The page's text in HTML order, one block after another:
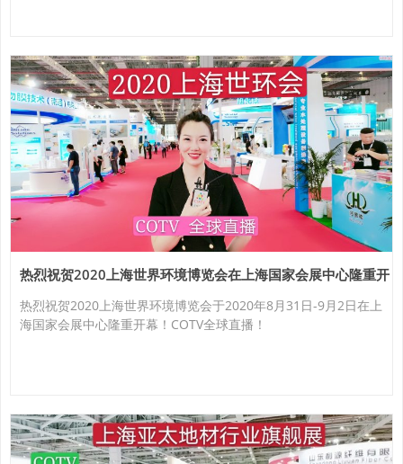
热烈祝贺2020上海世界环境博览会在上海国家会展中心隆重开
幕！
热烈祝贺2020上海世界环境博览会于2020年8月31日-9月2日在上
海国家会展中心隆重开幕！COTV全球直播！